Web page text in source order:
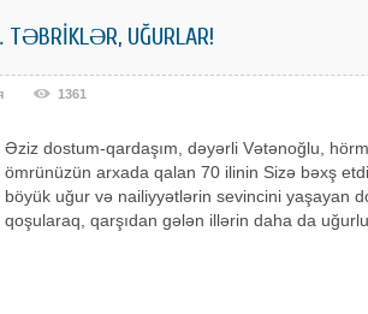
UĞURLAR!
1361
Əziz dostum-qardaşım, dəyərli Vətənoğlu,
ömrünüzün arxada qalan 70 ilinin Sizə bəxş
böyük uğur və nailiyyətlərin sevincini yaşayan
qoşularaq, qarşıdan gələn illərin daha da